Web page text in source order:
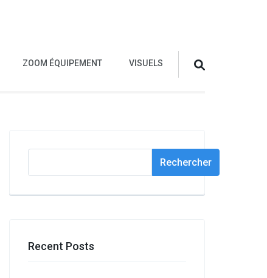
ZOOM ÉQUIPEMENT VISUELS
Rechercher
Recent Posts